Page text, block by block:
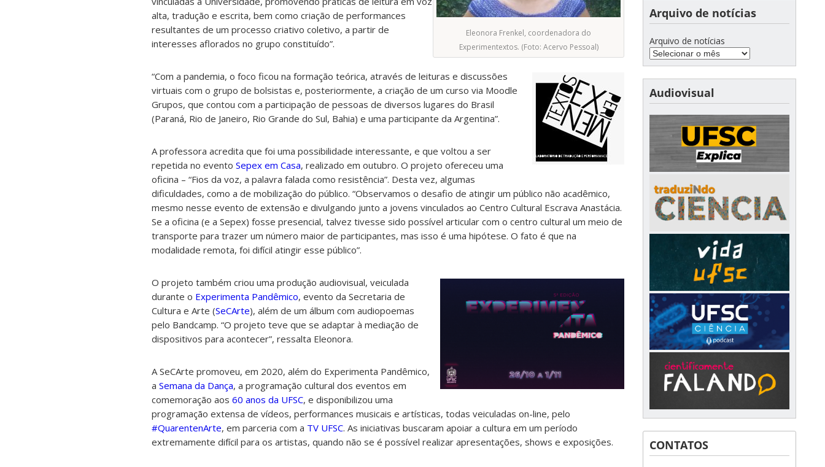
Eleonora Frenkel, coordenadora do
Experimentextos. (Foto: Acervo Pessoal)
alta, tradução e escrita, bem como criação de performances
resultantes de um processo criativo coletivo, a partir de
interesses aflorados no grupo constituído”.
“Com a pandemia, o foco ficou na formação teórica, através de leituras e discussões
virtuais com o grupo de bolsistas e, posteriormente, a criação de um curso via Moodle
Grupos, que contou com a participação de pessoas de diversos lugares do Brasil
(Paraná, Rio de Janeiro, Rio Grande do Sul, Bahia) e uma participante da Argentina”.
A professora acredita que foi uma possibilidade interessante, e que voltou a ser
repetida no evento Sepex em Casa, realizado em outubro. O projeto ofereceu uma
oficina – “Fios da voz, a palavra falada como resistência”. Desta vez, algumas
dificuldades, como a de mobilização do público. “Observamos o desafio de atingir um público não acadêmico,
mesmo nesse evento de extensão e divulgando junto a jovens vinculados ao Centro Cultural Escrava Anastácia.
Se a oficina (e a Sepex) fosse presencial, talvez tivesse sido possível articular com o centro cultural um meio de
transporte para trazer um número maior de participantes, mas isso é uma hipótese. O fato é que na
modalidade remota, foi difícil atingir esse público”.
O projeto também criou uma produção audiovisual, veiculada
durante o Experimenta Pandêmico, evento da Secretaria de
Cultura e Arte (SeCArte), além de um álbum com audiopoemas
pelo Bandcamp. “O projeto teve que se adaptar à mediação de
dispositivos para acontecer”, ressalta Eleonora.
A SeCArte promoveu, em 2020, além do Experimenta Pandêmico,
a Semana da Dança, a programação cultural dos eventos em
comemoração aos 60 anos da UFSC, e disponibilizou uma
programação extensa de vídeos, performances musicais e artísticas, todas veiculadas on-line, pelo
#QuarentenArte, em parceria com a TV UFSC. As iniciativas buscaram apoiar a cultura em um período
extremamente difícil para os artistas, quando não se é possível realizar apresentações, shows e exposições.
Arquivo de notícias
Arquivo de notícias
Audiovisual
CONTATOS